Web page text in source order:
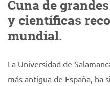
Cuna de
y científicas
mundial.
La Universidad de
más antigua de España, ha